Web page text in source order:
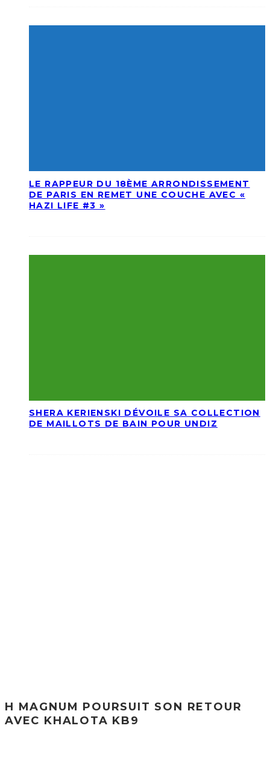
LE RAPPEUR DU 18ÈME ARRONDISSEMENT
DE PARIS EN REMET UNE COUCHE AVEC «
HAZI LIFE #3 »
SHERA KERIENSKI DÉVOILE SA COLLECTION
DE MAILLOTS DE BAIN POUR UNDIZ
H MAGNUM POURSUIT SON RETOUR
AVEC KHALOTA KB9